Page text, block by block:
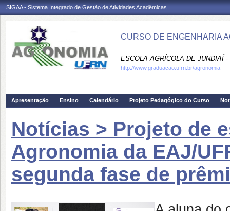
SIGAA - Sistema Integrado de Gestão de Atividades Acadêmicas
CURSO DE ENGENHARIA
ESCOLA AGRÍCOLA DE JUNDIAÍ -
http://www.graduacao.ufrn.br/agronomia
Apresentação Ensino Calendário Projeto Pedagógico do Curso
Notícias > Projeto de
Agronomia da EAJ/
segunda fase de